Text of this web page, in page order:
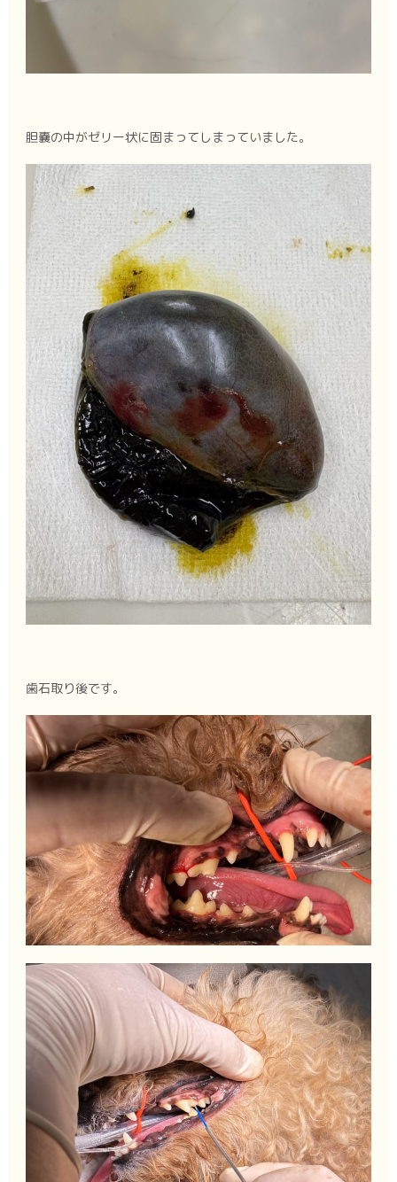
胆嚢の中がゼリー状に固まってしまっていました。
歯石取り後です。